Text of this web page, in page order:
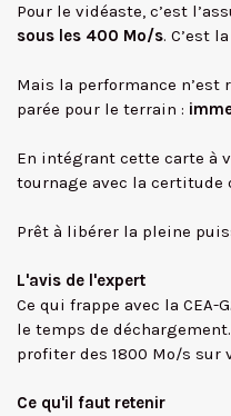
Pour le vidéaste, c’est
sous les 400 Mo/s. C’est
Mais la performance
parée pour le terrain :
En intégrant cette carte à
tournage avec la certitude
Prêt à libérer la pleine
L'avis de l'expert
Ce qui frappe avec la
le temps de
profiter des 1800 Mo/s sur
Ce qu'il faut retenir